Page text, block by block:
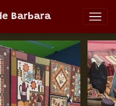
Barbara